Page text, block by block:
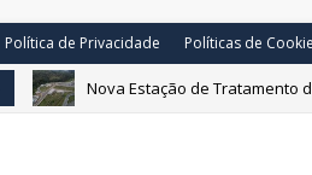
Política de Privacidade Políticas de
Nova Estação de Tratamento